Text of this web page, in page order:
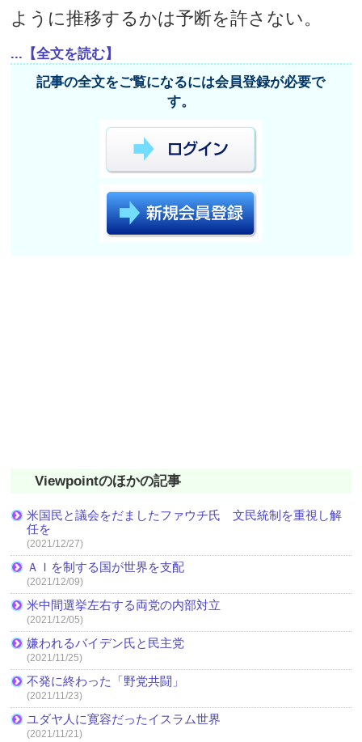
ように推移するかは予断を許さない。
...【全文を読む】
記事の全文をご覧になるには会員登録が必要で
す。
Viewpointのほかの記事
米国民と議会をだましたファウチ氏 文民統制を重視し解
任を
(2021/12/27)
ＡＩを制する国が世界を支配
(2021/12/09)
米中間選挙左右する両党の内部対立
(2021/12/05)
嫌われるバイデン氏と民主党
(2021/11/25)
不発に終わった「野党共闘」
(2021/11/23)
ユダヤ人に寛容だったイスラム世界
(2021/11/21)